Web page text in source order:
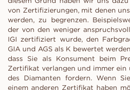
von Zertifizierungen, mit denen
werden, zu begrenzen.
der von den weniger
IGI zertifiziert wurde, den
GIA und AGS als K bewertet
dass Sie als Konsument beim
Zertifikat verlangen und immer ein
des Diamanten fordern. Wenn
einem anderen Zertifikat haben